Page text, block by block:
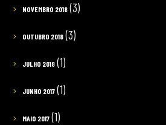
NOVEMBRO 2018(3)
OUTUBRO 2018(3)
JULHO 2018(1)
JUNHO 2017(1)
MAIO 2017(1)